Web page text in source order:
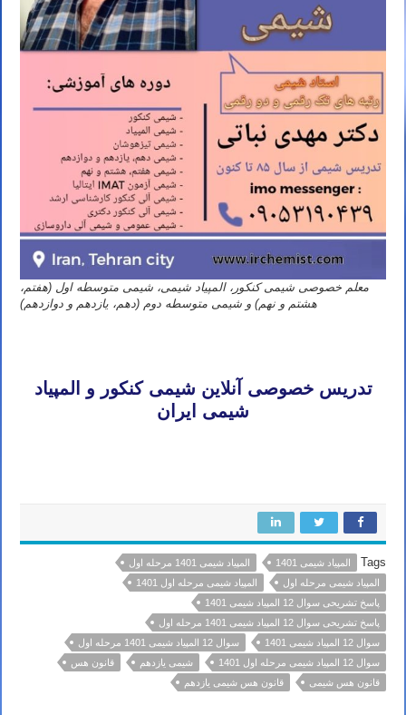
معلم خصوصی شیمی کنکور، المپیاد شیمی، شیمی متوسطه اول (هفتم،
هشتم و نهم) و شیمی متوسطه دوم (دهم، یازدهم و دوازدهم)
تدریس خصوصی آنلاین شیمی کنکور و المپیاد
شیمی ایران
Tags المپیاد شیمی 1401
المپیاد شیمی 1401 مرحله اول
المپیاد شیمی مرحله اول
المپیاد شیمی مرحله اول 1401
پاسخ تشریحی سوال 12 المپیاد شیمی 1401
پاسخ تشریحی سوال 12 المپیاد شیمی 1401 مرحله اول
سوال 12 المپیاد شیمی 1401
سوال 12 المپیاد شیمی 1401 مرحله اول
سوال 12 المپیاد شیمی مرحله اول 1401
شیمی یازدهم
قانون هس
قانون هس شیمی
قانون هس شیمی یازدهم